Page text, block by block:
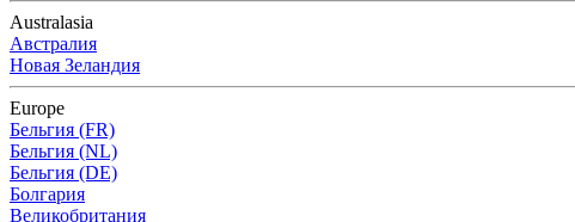
Australasia
Австралия
Новая Зеландия
Europe
Бельгия (FR)
Бельгия (NL)
Бельгия (DE)
Болгария
Великобритания